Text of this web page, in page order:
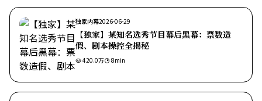
独家内幕2026-06-29
【独家】某知名选秀节目幕后黑幕：票数造
假、剧本操控全揭秘
420.0万 8min